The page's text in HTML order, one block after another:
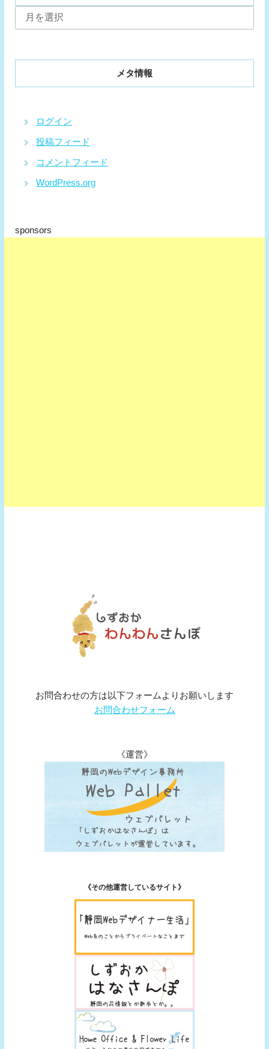
ー
メタ情報
ログイン
投稿フィード
コメントフィード
WordPress.org
sponsors
お問合わせの方は以下フォームよりお願いします
お問合わせフォーム
《運営》
《その他運営しているサイト》